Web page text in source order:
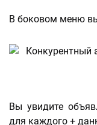
В боковом меню
Вы увидите
для каждого +